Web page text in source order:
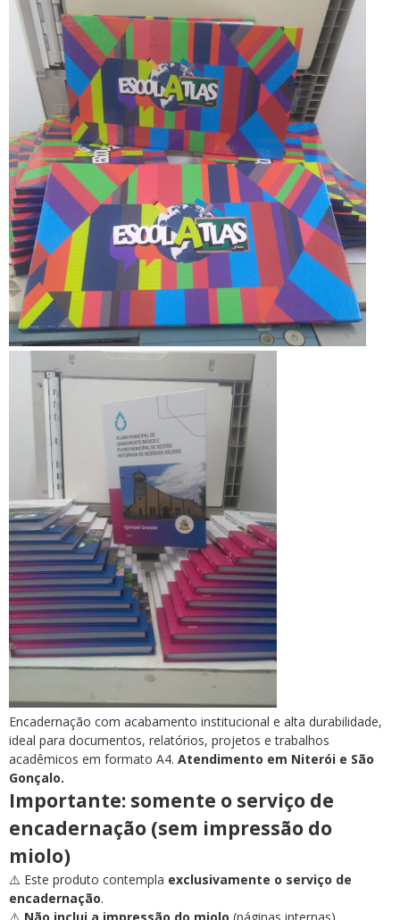
Encadernação com acabamento institucional e alta durabilidade,
ideal para documentos, relatórios, projetos e trabalhos
acadêmicos em formato A4. Atendimento em Niterói e São
Gonçalo.
Importante: somente o serviço de
encadernação (sem impressão do
miolo)
⚠️ Este produto contempla exclusivamente o serviço de
encadernação.
⚠️ Não inclui a impressão do miolo (páginas internas).